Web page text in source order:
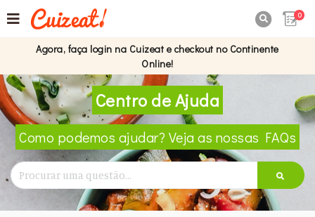
0
Agora, faça login na Cuizeat e checkout no Continente
Online!
Centro de Ajuda
Como podemos ajudar? Veja as nossas FAQs